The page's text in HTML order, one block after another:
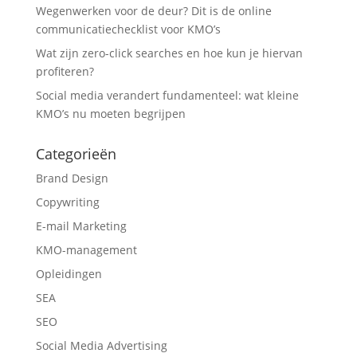
Wegenwerken voor de deur? Dit is de online
communicatiechecklist voor KMO’s
Wat zijn zero-click searches en hoe kun je hiervan
profiteren?
Social media verandert fundamenteel: wat kleine
KMO’s nu moeten begrijpen
Categorieën
Brand Design
Copywriting
E-mail Marketing
KMO-management
Opleidingen
SEA
SEO
Social Media Advertising